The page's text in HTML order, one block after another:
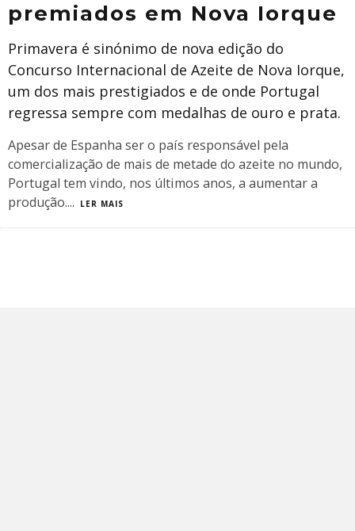
premiados em Nova Iorque
Primavera é sinónimo de nova edição do
Concurso Internacional de Azeite de Nova Iorque,
um dos mais prestigiados e de onde Portugal
regressa sempre com medalhas de ouro e prata.
Apesar de Espanha ser o país responsável pela
comercialização de mais de metade do azeite no mundo,
Portugal tem vindo, nos últimos anos, a aumentar a
produção.... LER MAIS